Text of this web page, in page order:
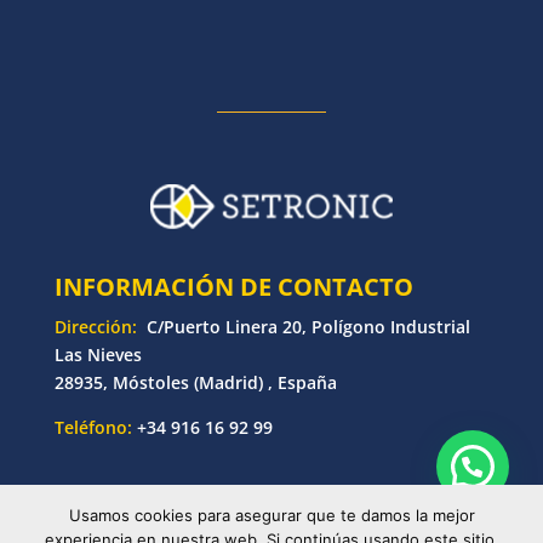
INFORMACIÓN DE CONTACTO
Dirección: C/Puerto Linera 20, Polígono Industrial
Las Nieves
28935, Móstoles (Madrid) , España
Teléfono: +34 916 16 92 99
© Copyright 2025 Setronic | Desarrollado por
Usamos cookies para asegurar que te damos la mejor